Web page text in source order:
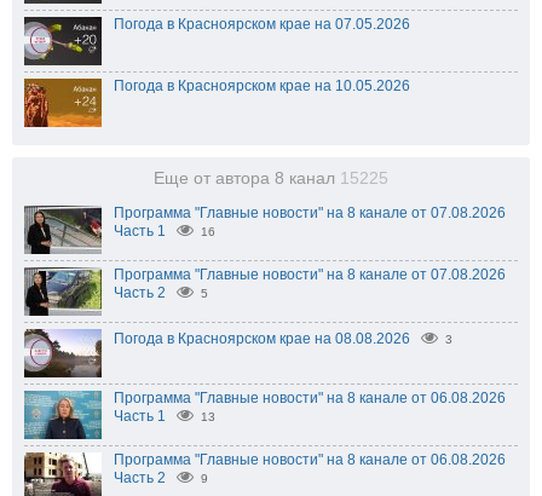
Погода в Красноярском крае на 07.05.2026
Погода в Красноярском крае на 10.05.2026
Еще от автора 8 канал 15225
Программа "Главные новости" на 8 канале от 07.08.2026
Часть 1
16
Программа "Главные новости" на 8 канале от 07.08.2026
Часть 2
5
Погода в Красноярском крае на 08.08.2026 3
Программа "Главные новости" на 8 канале от 06.08.2026
Часть 1
13
Программа "Главные новости" на 8 канале от 06.08.2026
Часть 2
9